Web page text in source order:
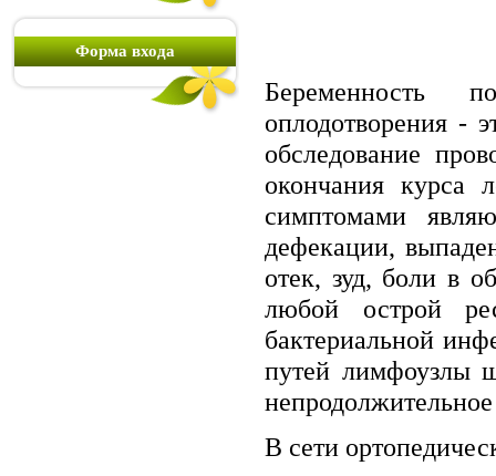
Форма входа
Беременность
оплодотворения -
обследование
окончания курса
симптомами
дефекации,
отек, зуд, боли в
любой острой
бактериальной
путей лимфоузлы
В сети